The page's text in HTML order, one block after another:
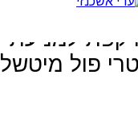
מרכך ותרסיס
למניעת
פול מיטשל